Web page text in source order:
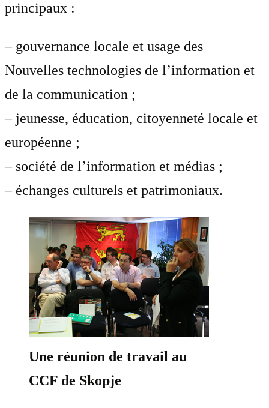
principaux :
– gouvernance locale et usage des
Nouvelles technologies de l’information et
de la communication ;
– jeunesse, éducation, citoyenneté locale et
européenne ;
– société de l’information et médias ;
– échanges culturels et patrimoniaux.
Une réunion de travail au
CCF de Skopje